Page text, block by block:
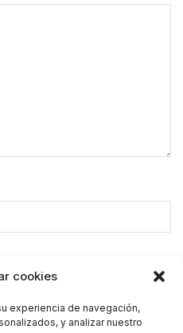
cookies
experiencia de navegación,
y analizar nuestro